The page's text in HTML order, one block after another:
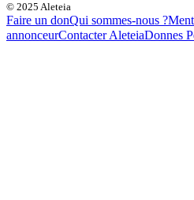
© 2025 Aleteia
Faire un donQui sommes-nous ?
annonceurContacter AleteiaDonnes